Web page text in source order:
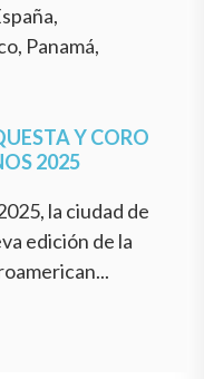
Panamá,
Y CORO
2025
la ciudad de
edición de la